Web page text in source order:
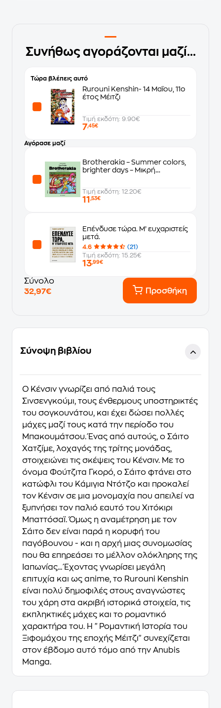
Συνήθως αγοράζονται μαζί...
Τώρα βλέπεις αυτό
Rurouni Kenshin- 14 Μαΐου, 11ο
έτος Μέιτζι
Τιμή εκδότη: 9.90€
7,45€
Αγόρασε μαζί
Brotherakia – Summer colors,
brighter days – Μικρή
Τιμή εκδότη: 12.20€
11 ,53€
Επένδυσε τώρα. Μ’ ευχαριστείς
μετά.
4.6
(21)
Τιμή εκδότη: 15.25€
13,99€
Σύνολο
32,97€
Προσθήκη
Σύνοψη βιβλίου
Ο Κένσιν γνωρίζει από παλιά τους
Σινσενγκούμι, τους ένθερμους υποστηρικτές
του σογκουνάτου, και έχει δώσει πολλές
μάχες μαζί τους κατά την περίοδο του
Μπακουμάτσου. Ένας από αυτούς, ο Σάιτο
Χατζίμε, λοχαγός της τρίτης μονάδας,
στοιχειώνει τις σκέψεις του Κένσιν. Με το
όνομα Φούτζιτα Γκορό, ο Σάιτο φτάνει στο
κατώφλι του Κάμιγια Ντότζο και προκαλεί
τον Κένσιν σε μια μονομαχία που απειλεί να
ξυπνήσει τον παλιό εαυτό του Χιτόκιρι
Μπαττόσαϊ. Όμως η αναμέτρηση με τον
Σάιτο δεν είναι παρά η κορυφή του
παγόβουνου - και η αρχή μιας συνομωσίας
που θα επηρεάσει το μέλλον ολόκληρης της
Ιαπωνίας... Έχοντας γνωρίσει μεγάλη
επιτυχία και ως anime, το Rurouni Kenshin
είναι πολύ δημοφιλές στους αναγνώστες
του χάρη στα ακριβή ιστορικά στοιχεία, τις
εκπληκτικές μάχες και το ρομαντικό
χαρακτήρα του. Η "Ρομαντική Ιστορία του
Ξιφομάχου της εποχής Μέιτζι" συνεχίζεται
στον έβδομο αυτό τόμο από την Anubis
Manga.